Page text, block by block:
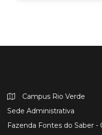
Campus Rio Verde
Sede Administrativa
Fazenda Fontes do Saber -